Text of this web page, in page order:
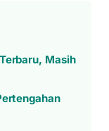
Masih